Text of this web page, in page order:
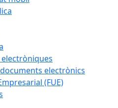
electrònics
(FUE)